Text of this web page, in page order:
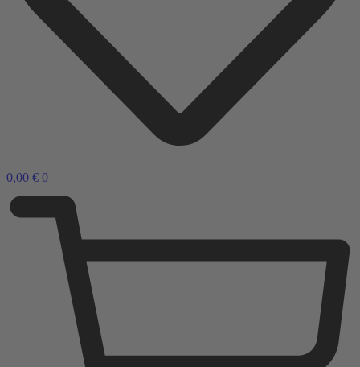
0,00 € 0